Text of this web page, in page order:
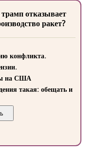
отказывает
ракет?
конфликта.
на США
такая: обещать и